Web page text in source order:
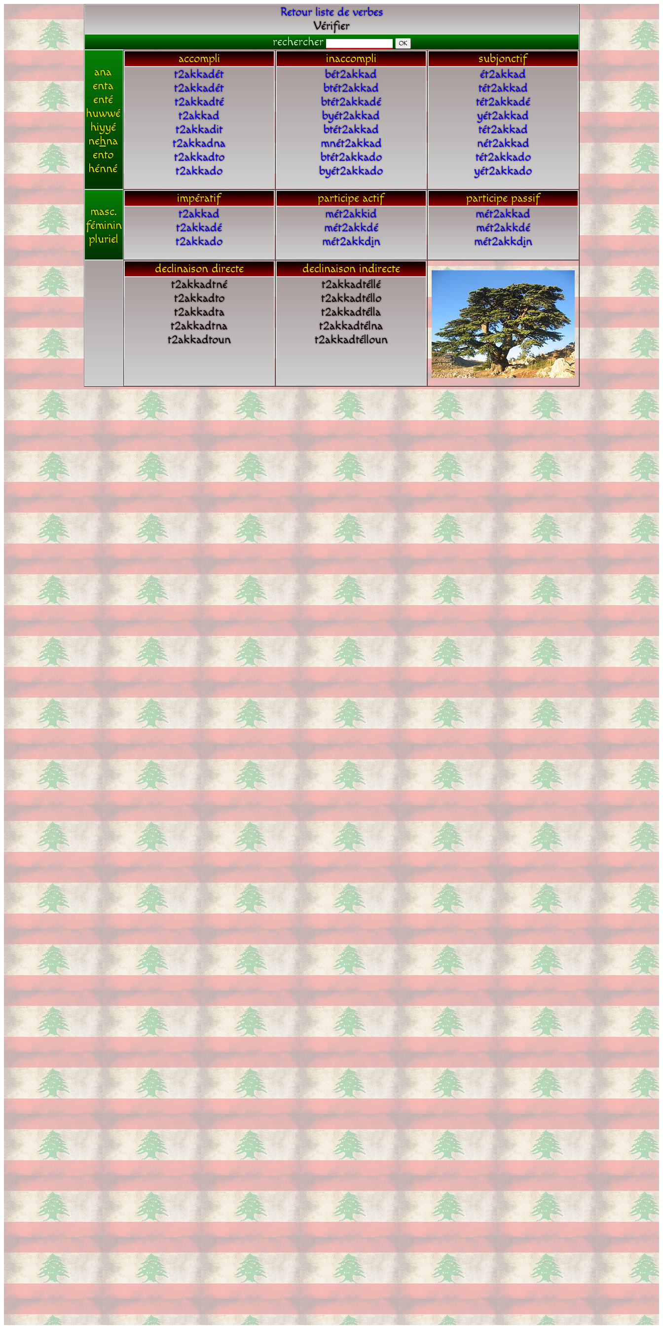
Retour liste de verbes
Vérifier
rechercher
ana
enta
enté
huwwé
hiyyé
nehna
ento
hénné
accompli
t2akkadét
t2akkadét
t2akkadté
t2akkad
t2akkadit
t2akkadna
t2akkadto
t2akkado
inaccompli
bét2akkad
btét2akkad
btét2akkadé
byét2akkad
btét2akkad
mnét2akkad
btét2akkado
byét2akkado
subjonctif
ét2akkad
tét2akkad
tét2akkadé
yét2akkad
tét2akkad
nét2akkad
tét2akkado
yét2akkado
masc.
féminin
pluriel
impératif
t2akkad
t2akkadé
t2akkado
participe actif
mét2akkid
mét2akkdé
mét2akkdin
participe passif
mét2akkad
mét2akkdé
mét2akkdin
declinaison directe
t2akkadtné
t2akkadto
t2akkadta
t2akkadtna
t2akkadtoun
declinaison indirecte
t2akkadtéllé
t2akkadtéllo
t2akkadtélla
t2akkadtélna
t2akkadtélloun